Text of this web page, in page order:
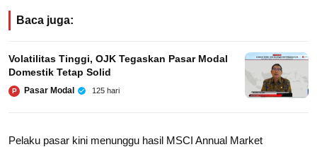
Baca juga:
Volatilitas Tinggi, OJK Tegaskan Pasar Modal
Domestik Tetap Solid
P Pasar Modal 125 hari
Pelaku pasar kini menunggu hasil MSCI Annual Market